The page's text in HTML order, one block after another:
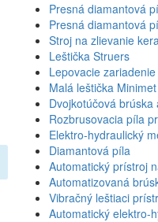
Presná diamantová
Presná diamantová
Stroj na zlievanie
Leštička Struers
Lepovacie zariadenie
Malá leštička
Dvojkotúčová
Rozbrusovacia píla
Elektro-hydraulický
Diamantová píla
Automatický prístroj
Automatizovaná
Vibračný leštiaci
Automatický elektro-